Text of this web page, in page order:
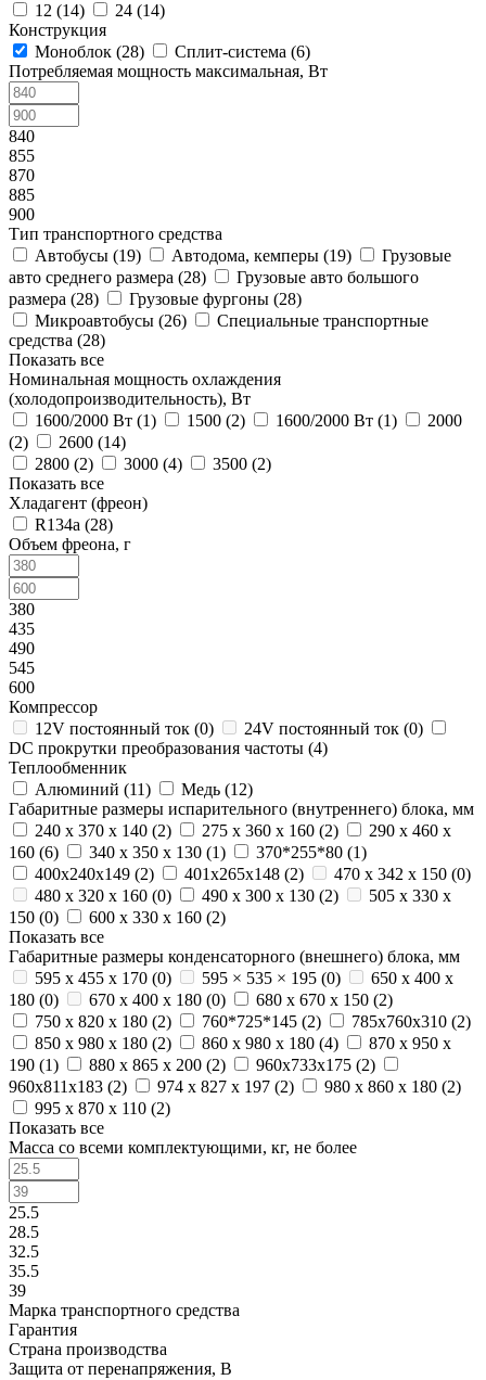
12 (14) 24 (14)
Конструкция
Моноблок (28) Сплит-система (6)
Потребляемая мощность максимальная, Вт
840
855
870
885
900
Тип транспортного средства
Автобусы (19) Автодома, кемперы (19)
Грузовые
авто среднего размера (28)
Грузовые авто большого
размера (28) Грузовые фургоны (28)
Микроавтобусы (26)
Специальные транспортные
средства (28)
Показать все
Номинальная мощность охлаждения
(холодопроизводительность), Вт
1600/2000 Вт (1) 1500 (2) 1600/2000 Вт (1)
2000
(2) 2600 (14)
2800 (2) 3000 (4) 3500 (2)
Показать все
Хладагент (фреон)
R134a (28)
Объем фреона, г
380
435
490
545
600
Компрессор
12V постоянный ток (0) 24V постоянный ток (0)
DC прокрутки преобразования частоты (4)
Теплообменник
Алюминий (11) Медь (12)
Габаритные размеры испарительного (внутреннего) блока, мм
240 х 370 х 140 (2) 275 х 360 х 160 (2)
290 х 460 х
160 (6) 340 х 350 х 130 (1) 370*255*80 (1)
400х240х149 (2) 401х265х148 (2) 470 x 342 x 150 (0)
480 х 320 х 160 (0) 490 х 300 х 130 (2)
505 x 330 x
150 (0) 600 х 330 х 160 (2)
Показать все
Габаритные размеры конденсаторного (внешнего) блока, мм
595 x 455 x 170 (0) 595 × 535 × 195 (0)
650 х 400 х
180 (0) 670 х 400 х 180 (0) 680 x 670 x 150 (2)
750 х 820 х 180 (2) 760*725*145 (2) 785x760x310 (2)
850 х 980 х 180 (2) 860 х 980 х 180 (4)
870 х 950 х
190 (1) 880 х 865 х 200 (2) 960х733х175 (2)
960х811х183 (2) 974 x 827 x 197 (2) 980 х 860 х 180 (2)
995 х 870 х 110 (2)
Показать все
Масса со всеми комплектующими, кг, не более
25.5
28.5
32.5
35.5
39
Марка транспортного средства
Гарантия
Страна производства
Защита от перенапряжения, В